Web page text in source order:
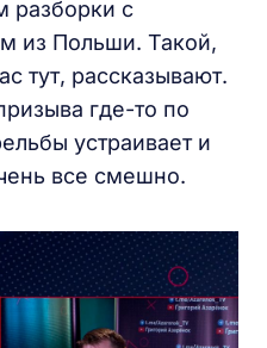
разборки с
из Польши. Такой,
тут, рассказывают.
где-то по
устраивает и
все смешно.